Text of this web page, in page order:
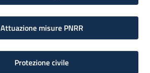
Attuazione misure PNRR
Protezione civile